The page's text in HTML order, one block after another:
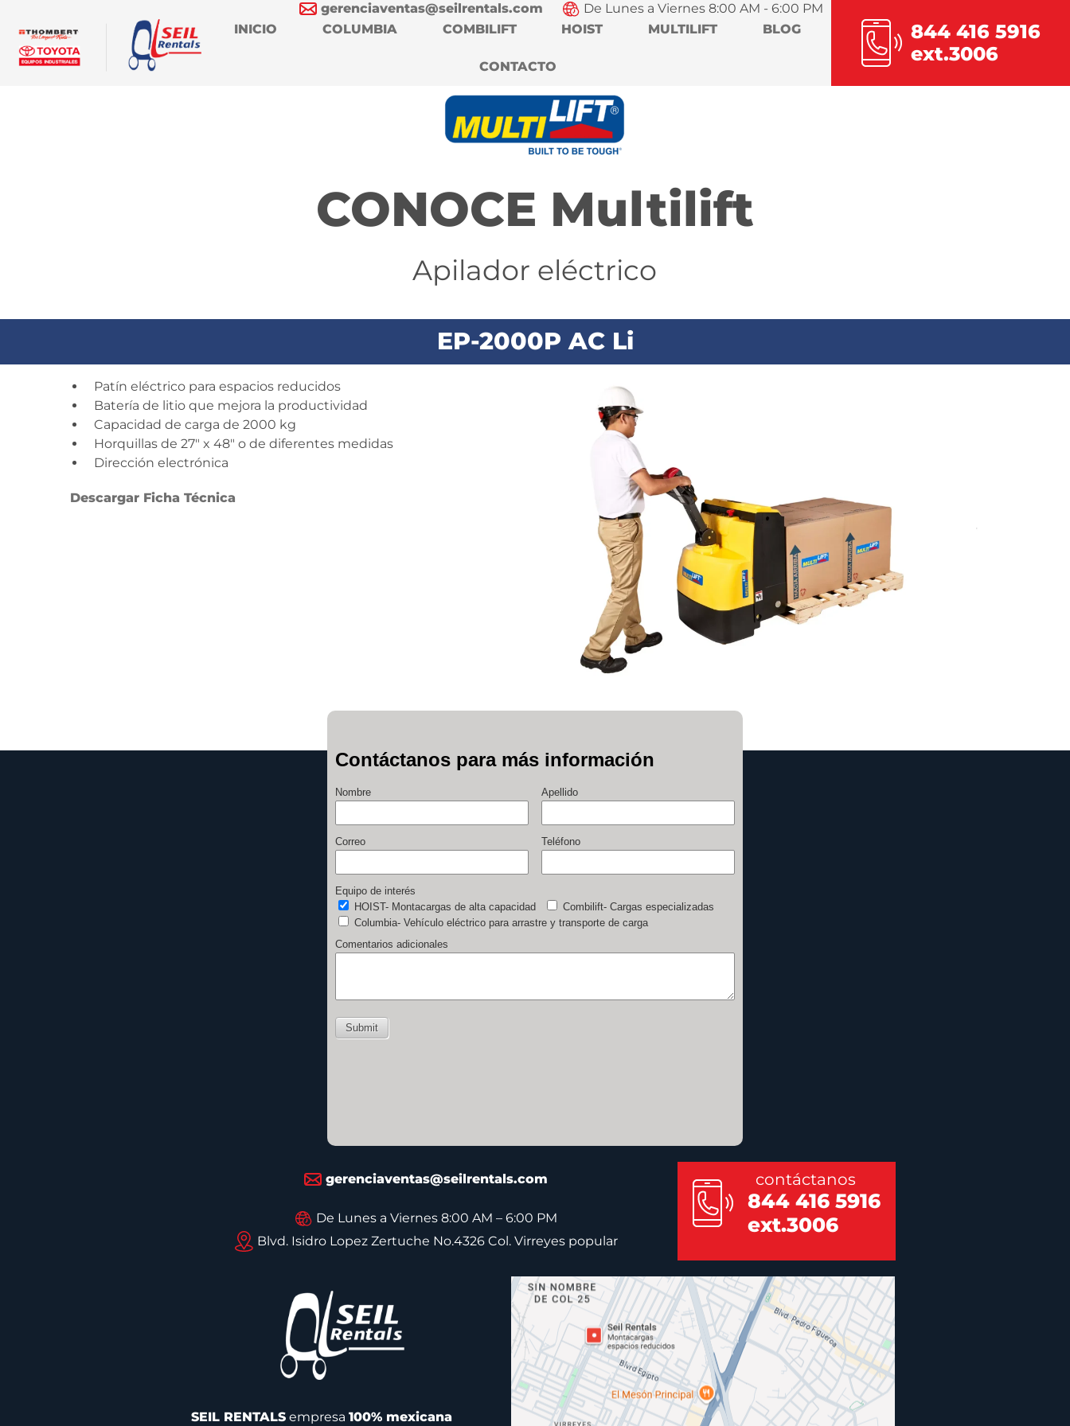
844 416 5916
ext.3006
gerenciaventas@seilrentals.com
De Lunes a Viernes 8:00 AM - 6:00 PM
INICIO
COLUMBIA COMBILIFT HOIST MULTILIFT BLOG
CONTACTO
CONOCE Multilift
Apilador eléctrico
EP-2000P AC Li
Patín eléctrico para espacios reducidos
Batería de litio que mejora la productividad
Capacidad de carga de 2000 kg
Horquillas de 27″ x 48″ o de diferentes medidas
Dirección electrónica
Descargar Ficha Técnica
gerenciaventas@seilrentals.com
De Lunes a Viernes 8:00 AM – 6:00 PM
Blvd. Isidro Lopez Zertuche No.4326 Col. Virreyes popular
contáctanos
844 416 5916
ext.3006
SEIL RENTALSempresa 100% mexicana